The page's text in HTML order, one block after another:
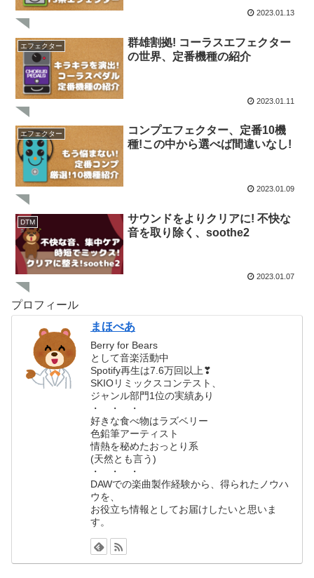
2023.01.13
エフェクター
群雄割拠! コーラスエフェクター
の世界、定番機種の紹介
2023.01.11
エフェクター
コンプエフェクター、定番10機
種!この中から選べば間違いなし!
2023.01.09
DTM
サウンドをよりクリアに! 不快な
音を取り除く、soothe2
2023.01.07
プロフィール
まほべあ
Berry for Bears
として音楽活動中
Spotify再生は7.6万回以上❣
SKIOリミックスコンテスト、
ジャンル部門1位の実績あり
・ ・ ・
好きな食べ物はラズベリー
色鉛筆アーティスト
情熱を秘めたおっとり系
(天然とも言う)
・ ・ ・
DAWでの楽曲製作経験から、得られたノウハ
ウを、
お役立ち情報としてお届けしたいと思いま
す。